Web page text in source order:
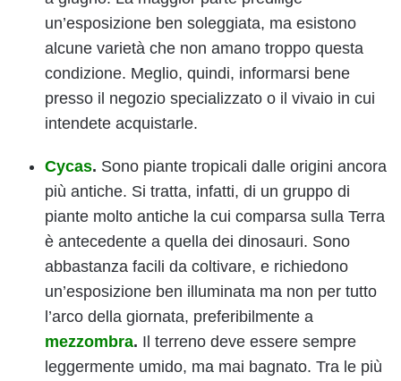
un’esposizione ben soleggiata, ma esistono
alcune varietà che non amano troppo questa
condizione. Meglio, quindi, informarsi bene
presso il negozio specializzato o il vivaio in cui
intendete acquistarle.
Cycas. Sono piante tropicali dalle origini ancora
più antiche. Si tratta, infatti, di un gruppo di
piante molto antiche la cui comparsa sulla Terra
è antecedente a quella dei dinosauri. Sono
abbastanza facili da coltivare, e richiedono
un’esposizione ben illuminata ma non per tutto
l’arco della giornata, preferibilmente a
mezzombra. Il terreno deve essere sempre
leggermente umido, ma mai bagnato. Tra le più